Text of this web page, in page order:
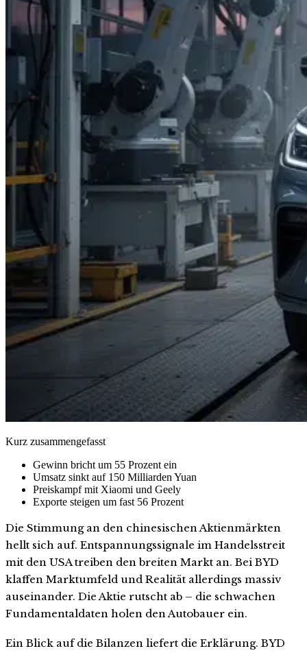
Kurz zusammengefasst
Gewinn bricht um 55 Prozent ein
Umsatz sinkt auf 150 Milliarden Yuan
Preiskampf mit Xiaomi und Geely
Exporte steigen um fast 56 Prozent
Die Stimmung an den chinesischen Aktienmärkten
hellt sich auf. Entspannungssignale im Handelsstreit
mit den USA treiben den breiten Markt an. Bei BYD
klaffen Marktumfeld und Realität allerdings massiv
auseinander. Die Aktie rutscht ab – die schwachen
Fundamentaldaten holen den Autobauer ein.
Ein Blick auf die Bilanzen liefert die Erklärung. BYD